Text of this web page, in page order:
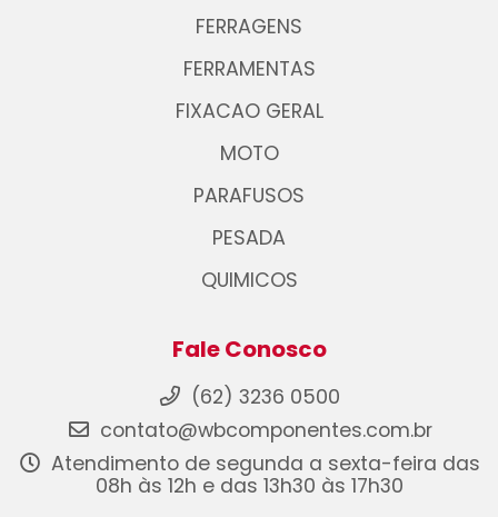
FERRAGENS
FERRAMENTAS
FIXACAO GERAL
MOTO
PARAFUSOS
PESADA
QUIMICOS
Fale Conosco
(62) 3236 0500
contato@wbcomponentes.com.br
Atendimento de segunda a sexta-feira das
08h às 12h e das 13h30 às 17h30